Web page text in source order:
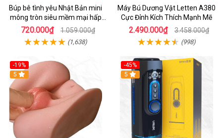
Búp bê tình yêu Nhật Bản mini
mông tròn siêu mềm mại hấp
dẫn
720.000₫ 1.059.000₫
(1,638)
Máy Bú Dương Vật Letten A380
Cực Đỉnh Kích Thích Mạnh Mẽ
2.490.000₫ 3.458.000₫
(998)
-19%
Hot
5
-45%
Hot
5